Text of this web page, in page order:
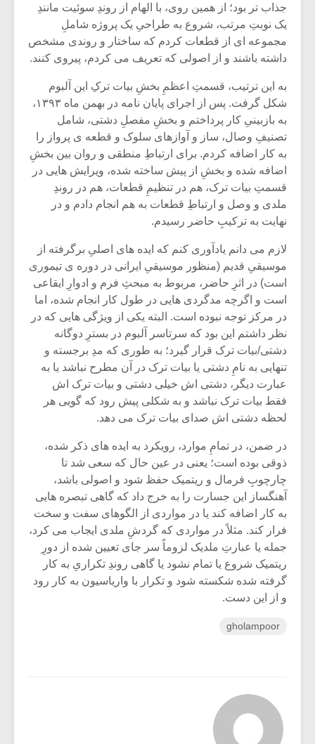
جذاب تر بود؛ از همین روی، با الهام از روندِ سوئیت مانندِ
یک نوبتِ مرتب، شروع به طراحیِ یک پروژه شاملِ
مجموعه ای از قطعات کردم که ساختار و روندی مشخص
داشته باشند و از اصولی که تعریف می کردم، پیروی کنند.
به این ترتیب، قسمتِ اعظمِ بخشِ بیات ترکِ این آلبوم
شکل گرفت. پس از اجرای پایان نامه در بهمن ماه ۱۳۹۳،
به بازبینیِ کار پرداختم و بخشِ مفصلِ دشتی، شامل
تصنیفِ وصال، ساز و آوازهای سلوک و قطعه ی پرواز را
به کار اضافه کردم. برای ارتباطِ منطقی و روان بین بخشِ
اضافه شده و بخشِ از پیش ساخته شده، ویرایش هایی در
قسمتِ بیات ترک، هم در تنظیمِ قطعات، هم در روندِ
ملدی و وصل و ارتباطِ قطعات به هم انجام دادم و در
نهایت به ترکیبِ حاضر رسیدم.
لازم می دانم یادآوری کنم که ایده های اصلیِ برگرفته از
موسیقیِ قدیم (منظور موسیقیِ ایرانی در دوره ی تیموری
است) در اثرِ حاضر، مربوط به مبحثِ فرم و ادوارِ ایقاعی
است و اگرچه مدگردی هایی در طول کار انجام شده، اما
در مرکز توجه نبوده است. البته یکی از ویژگی هایی که در
نظر داشتم این بود که سرتاسر آلبوم در بسترِ دوگانه
دشتی/بیات ترک قرار گیرد؛ به ‏طوری که مدِ برجسته و
تنهایی به نامِ دشتی یا بیات ترک در آن مطرح نباشد یا به
‏عبارت دیگر، دشتی ‏اش خیلی دشتی و بیات ترک اش
فقط بیات ترک نباشد و به شکلی پیش رود که گویی هر
لحظه دشتی اش صدای بیات ترک می ‏دهد.
در ضمن، در تمامِ موارد، رویکرد به ایده های ذکر شده،
ذوقی بوده است؛ یعنی در عین حال که سعی شد تا
چارچوبِ فرمال و ریتمیک حفظ شود و اصولی باشد،
آهنگساز این جسارت را به خرج داد که گاهی تبصره هایی
به کار اضافه کند یا در مواردی از الگوهای سفت و سخت
فرار کند. مثلاً در مواردی که گردشِ ملدی ایجاب می کرد،
جمله یا عبارتِ ملدیک لزوماً سر جای تعیین شده از دورِ
ریتمیک شروع یا تمام نشود یا گاهی روندِ تکراریِ به کار
گرفته شده شکسته شود و تکرار با واریاسیون به کار رود
و از این دست.
gholampoor
میکلوش روژا
یادداشتی بر موسیقی
متن فیلم «متری
شیش و نیم»
اگر نمی توانی
مشهورترین باشی،
بدنام ترین باش
موسیقی
برگزار
سکانسی
موسیقی